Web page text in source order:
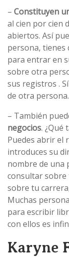
– Constituyen
al cien por cien
abiertos. Así
persona,
para entrar en
sobre otra
sus registros .
de otra persona.
– También
negocios. ¿Qué
Puedes abrir el
introduces su
nombre de una
consultar
sobre tu
Muchas
para escribir
con ellos es
Karyne